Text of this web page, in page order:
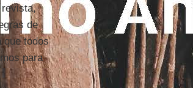
revista,
de
que todos
para